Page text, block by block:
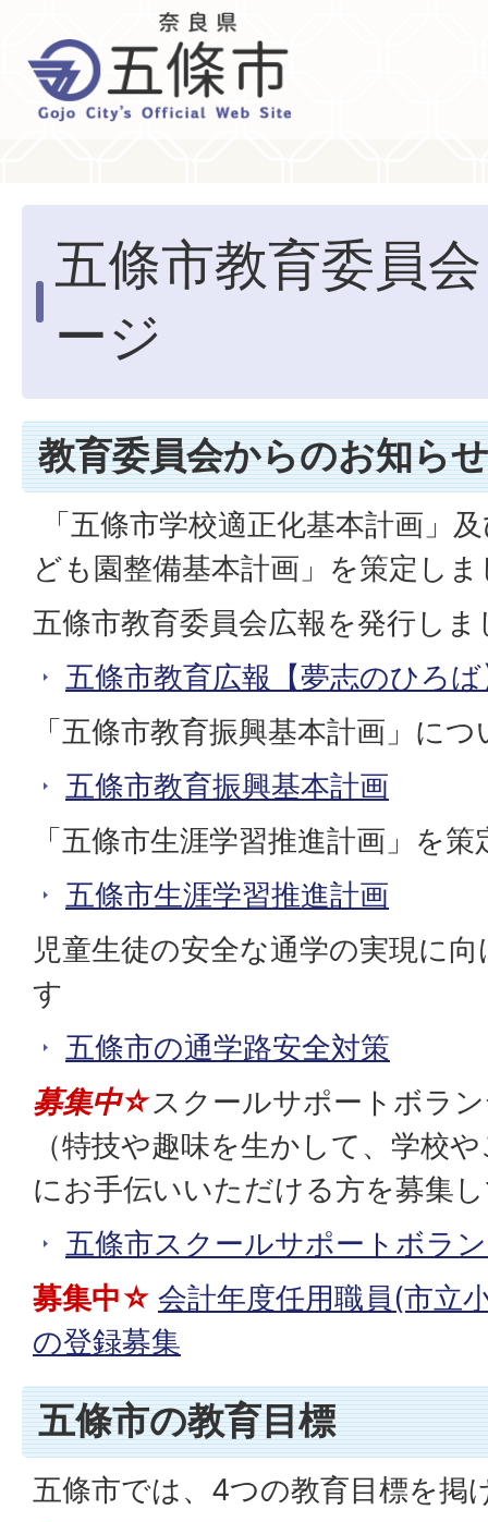
五條市教育委員
ージ
教育委員会からのお知らせ
「五條市学校適正化基本計画」
ども園整備基本計画」を策定し
五條市教育委員会広報を発行しま
五條市教育広報【夢志のひろ
「五條市教育振興基本計画」につ
五條市教育振興基本計画
「五條市生涯学習推進計画」を
五條市生涯学習推進計画
児童生徒の安全な通学の実現に
す
五條市の通学路安全対策
募集中☆スクールサポートボラ
（特技や趣味を生かして、学校
にお手伝いいただける方を募集
五條市スクールサポートボラ
募集中☆ 会計年度任用職員(市立
の登録募集
五條市の教育目標
五條市では、4つの教育目標を掲